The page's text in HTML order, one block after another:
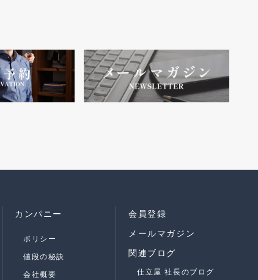
カンパニー
ポリシー
値段の秘訣
会社概要
会員登録
メールマガジン
関連ブログ
仕立屋 社長のブログ